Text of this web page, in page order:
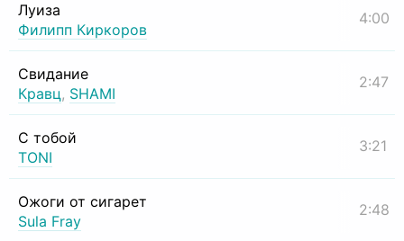
Луиза
Филипп Киркоров
4:00
Свидание
Кравц, SHAMI
2:47
С тобой
TONI
3:21
Ожоги от сигарет
Sula Fray
2:48